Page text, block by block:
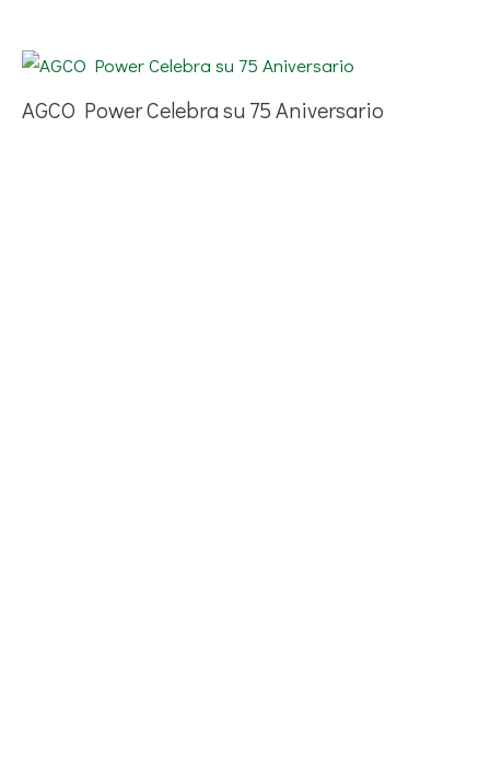
AGCO Power Celebra su 75 Aniversario